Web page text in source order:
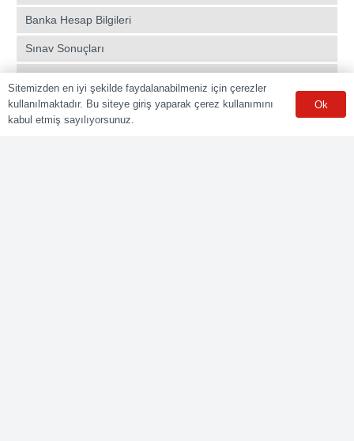
Banka Hesap Bilgileri
Sınav Sonuçları
Aday Girişi
Sınav Merkezleri
Sitemizden en iyi şekilde faydalanabilmeniz için çerezler
kullanılmaktadır. Bu siteye giriş yaparak çerez kullanımını
kabul etmiş sayılıyorsunuz.
Ok